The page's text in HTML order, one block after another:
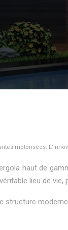
motorisées:
haut de
lieu de
structure